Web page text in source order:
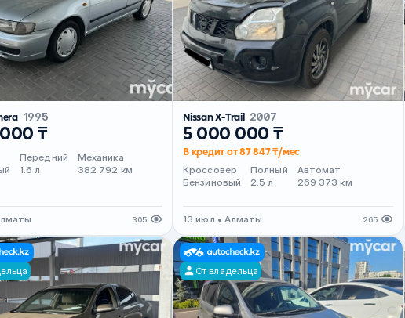
1995
₸
Передний
1.6 л
Механика
382 792 км
305
Nissan X-Trail 2007
5 000 000 ₸
В кредит от 87 847 ₸/мес
Кроссовер
Бензиновый
Полный
2.5 л
Автомат
269 373 км
13 июл • Алматы 265
От владельца